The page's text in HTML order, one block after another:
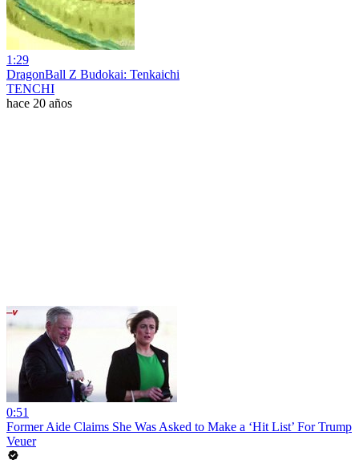
1:29
DragonBall Z Budokai: Tenkaichi
TENCHI
hace 20 años
0:51
Former Aide Claims She Was Asked to Make a ‘Hit List’ For Trump
Veuer